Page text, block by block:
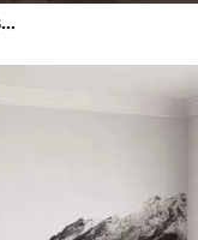
Muurschildering Een mistig bos aan rustig water in zachte, natuurlijke pasteltinten